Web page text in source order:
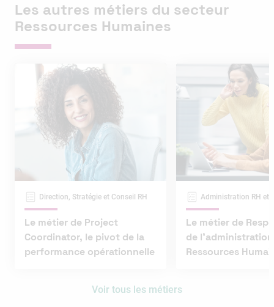
Les autres métiers du secteur
Ressources Humaines
Direction, Stratégie et Conseil RH
Le métier de Project
Coordinator, le pivot de la
performance opérationnelle
Administration RH et
Le métier de
de
Ressources
Voir tous les métiers